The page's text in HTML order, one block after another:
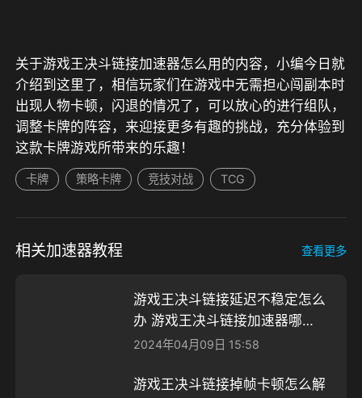
关于游戏王决斗链接加速器怎么用的内容，小编今日就
介绍到这里了，相信玩家们在游戏中无需担心闯副本时
出现人物卡顿，闪退的情况了，可以放心的进行组队，
调整卡牌的阵容，来迎接更多有趣的挑战，充分体验到
这款卡牌游戏所带来的乐趣！
卡牌 策略卡牌 竞技对战 TCG
相关加速器教程 查看更多
游戏王决斗链接延迟不稳定怎么
办 游戏王决斗链接加速器哪个
好
2024年04月09日 15:58
游戏王决斗链接掉帧卡顿怎么解